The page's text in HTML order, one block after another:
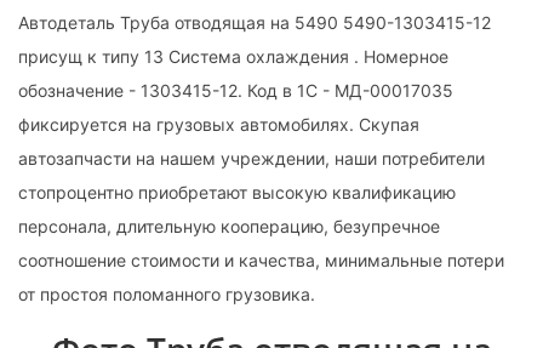
Автодеталь Труба отводящая на 5490 5490-1303415-12
присущ к типу 13 Система охлаждения . Номерное
обозначение - 1303415-12. Код в 1С - МД-00017035
фиксируется на грузовых автомобилях. Скупая
автозапчасти на нашем учреждении, наши потребители
стопроцентно приобретают высокую квалификацию
персонала, длительную кооперацию, безупречное
соотношение стоимости и качества, минимальные потери
от простоя поломанного грузовика.